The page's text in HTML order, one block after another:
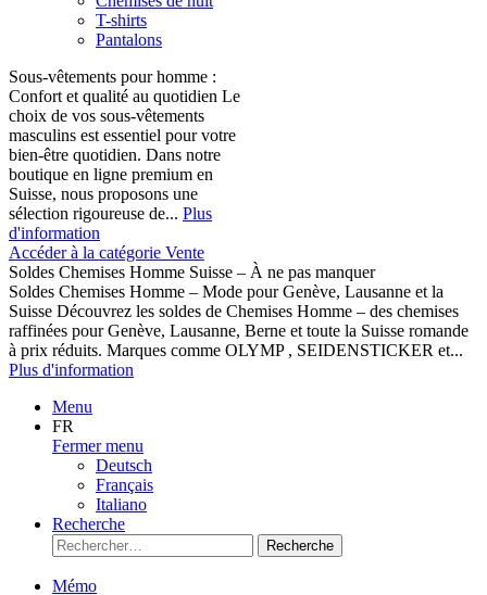
T-shirts
Pantalons
Sous-vêtements pour homme :
Confort et qualité au quotidien Le
choix de vos sous-vêtements
masculins est essentiel pour votre
bien-être quotidien. Dans notre
boutique en ligne premium en
Suisse, nous proposons une
sélection rigoureuse de... Plus
d'information
Accéder à la catégorie Vente
Soldes Chemises Homme Suisse – À ne pas manquer
Soldes Chemises Homme – Mode pour Genève, Lausanne et la
Suisse Découvrez les soldes de Chemises Homme – des chemises
raffinées pour Genève, Lausanne, Berne et toute la Suisse romande
à prix réduits. Marques comme OLYMP , SEIDENSTICKER et...
Plus d'information
Menu
FR
Fermer menu
Deutsch
Français
Italiano
Recherche
Recherche
Mémo